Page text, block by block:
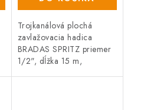
Trojkanálová plochá
zavlažovacia hadica
BRADAS SPRITZ priemer
1/2", dĺžka 15 m,